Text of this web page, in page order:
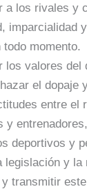
a los rivales y
imparcialidad
todo momento.
los valores del
el dopaje
entre el
y
deportivos y
legislación y la
y transmitir